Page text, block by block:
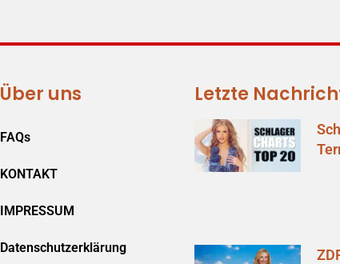
Über uns
FAQs
KONTAKT
IMPRESSUM
Datenschutzerklärung
Letzte